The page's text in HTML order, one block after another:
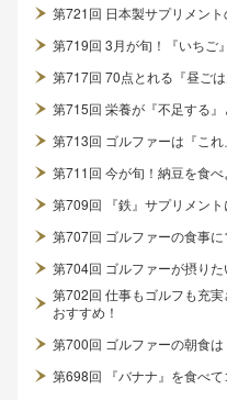
第721回 日本製サプリメン
第719回 3月が旬！『いちご
第717回 70点とれる『昼ごは
第715回 栄養が『不足する
第713回 ゴルファーは『これ
第711回 今が旬！納豆を食べ
第709回 『鉄』サプリメント
第707回 ゴルファーの食事
第704回 ゴルファーが摂りた
第702回 仕事もゴルフも充
おすすめ！
第700回 ゴルファーの朝食は
第698回 『バナナ』を食べ